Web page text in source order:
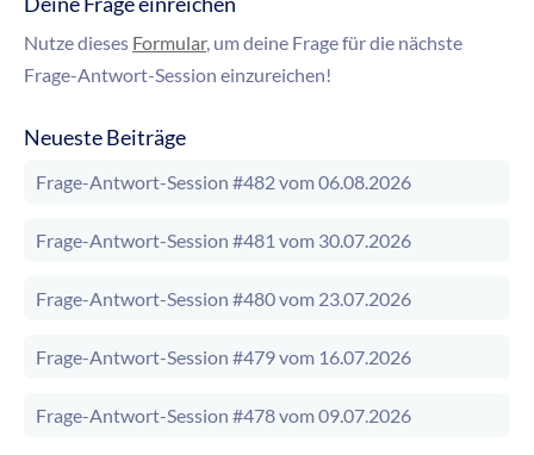
Nutze dieses Formular, um deine Frage für die nächste
Frage-Antwort-Session einzureichen!
Neueste Beiträge
Frage-Antwort-Session #482 vom 06.08.2026
Frage-Antwort-Session #481 vom 30.07.2026
Frage-Antwort-Session #480 vom 23.07.2026
Frage-Antwort-Session #479 vom 16.07.2026
Frage-Antwort-Session #478 vom 09.07.2026